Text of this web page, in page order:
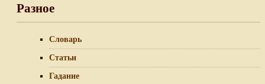
Разное
Словарь
Статьи
Гадание